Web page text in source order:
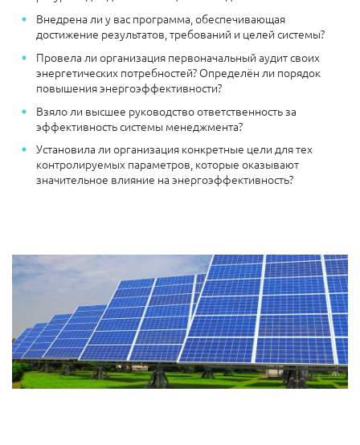
Внедрена ли у вас программа, обеспечивающая
достижение результатов, требований и целей системы?
Провела ли организация первоначальный аудит своих
энергетических потребностей? Определён ли порядок
повышения энергоэффективности?
Взяло ли высшее руководство ответственность за
эффективность системы менеджмента?
Установила ли организация конкретные цели для тех
контролируемых параметров, которые оказывают
значительное влияние на энергоэффективность?